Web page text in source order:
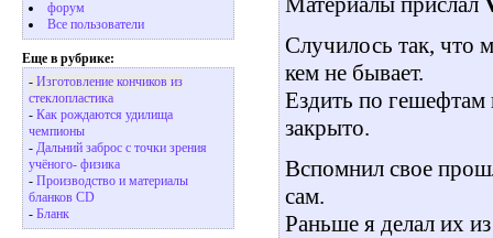
форум
Все пользователи
Еще в рубрике:
- Изготовление кончиков из
стеклопластика
- Как рождаются удилища
чемпионы
- Дальний заброс с точки зрения
учёного- физика
- Производство и материалы
бланков CD
- Бланк
Случилось так, что
кем не бывает.
Ездить по гешефтам
закрыто.
Вспомнил свое
сам.
Раньше я делал их